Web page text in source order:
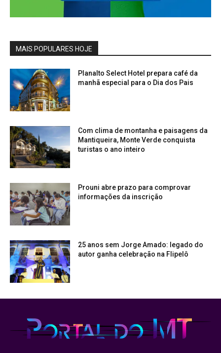
MAIS POPULARES HOJE
Planalto Select Hotel prepara café da
manhã especial para o Dia dos Pais
Com clima de montanha e paisagens da
Mantiqueira, Monte Verde conquista
turistas o ano inteiro
Prouni abre prazo para comprovar
informações da inscrição
25 anos sem Jorge Amado: legado do
autor ganha celebração na Flipelô